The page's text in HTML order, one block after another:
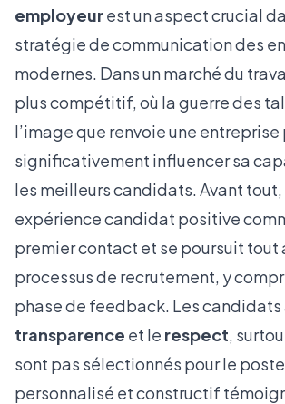
employeurest un aspect crucial
stratégie de communication des
modernes. Dans un marché du
plus compétitif, où la guerre des
l’image que renvoie une entreprise
significativement influencer sa
les meilleurs candidats. Avant tout,
expérience candidat positive
premier contact et se poursuit tout
processus de recrutement, y
phase de feedback. Les
transparence et le respect,
sont pas sélectionnés pour le
personnalisé et constructif